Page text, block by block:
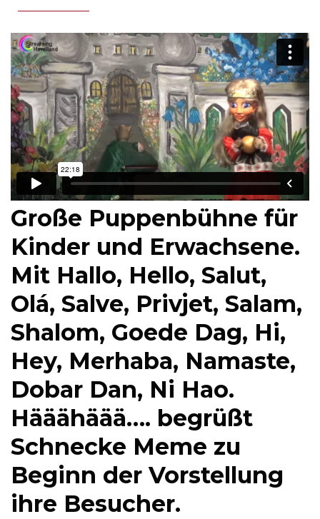
Große Puppenbühne für
Kinder und Erwachsene.
Mit Hallo, Hello, Salut,
Olá, Salve, Privjet, Salam,
Shalom, Goede Dag, Hi,
Hey, Merhaba, Namaste,
Dobar Dan, Ni Hao.
Hääähäää…. begrüßt
Schnecke Meme zu
Beginn der Vorstellung
ihre Besucher.